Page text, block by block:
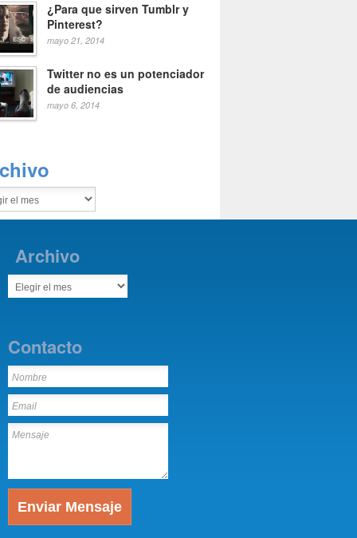
¿Para que sirven Tumblr y
Pinterest?
mayo 21, 2014
Twitter no es un potenciador
de audiencias
mayo 6, 2014
Archivo
Contacto